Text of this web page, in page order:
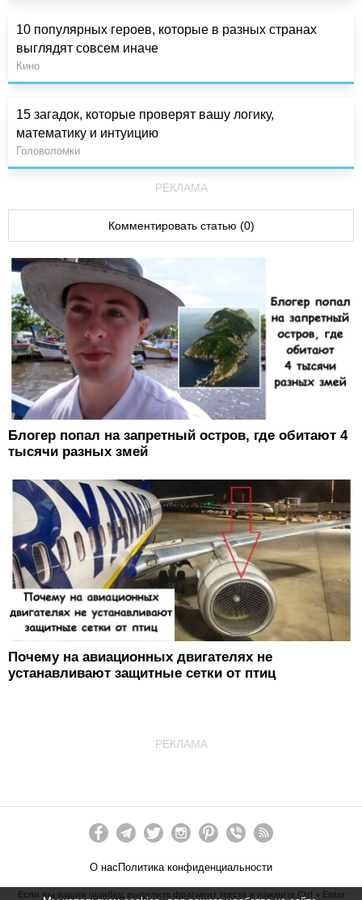
10 популярных героев, которые в разных странах
выглядят совсем иначе
Кино
15 загадок, которые проверят вашу логику,
математику и интуицию
Головоломки
РЕКЛАМА
Комментировать статью (0)
Блогер попал на запретный остров, где обитают 4
тысячи разных змей
Почему на авиационных двигателях не
устанавливают защитные сетки от птиц
РЕКЛАМА
О нас Политика конфиденциальности
Если вы нашли ошибку, выделите фрагмент текста и нажмите Ctrl + Enter